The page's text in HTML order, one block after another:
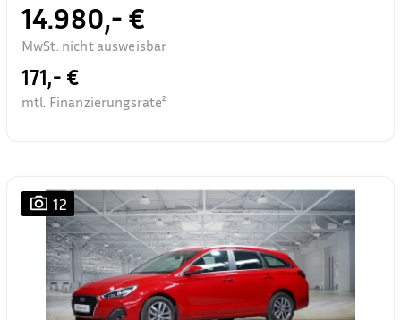
14.980,- €
MwSt. nicht ausweisbar
171,- €
mtl. Finanzierungsrate²
12